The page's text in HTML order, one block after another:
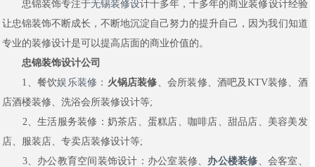
忠锦装饰专注于无锡装修设计十多年，十多年的商业装修设计经验
让忠锦装饰不断成长，不断地沉淀自己努力的提升自己，因为我们知道
专业的装修设计是可以提高店面的商业价值的。
忠锦装饰设计公司
1、餐饮娱乐装修 ： 火锅店装修、会所装修、酒吧及KTV装修、酒
店酒楼装修、洗浴会所装修设计等;
2、生活服务装修：奶茶店、蛋糕店、咖啡店、甜品店、美容美发
店、服装店、专卖店装修设计等;
3、办公教育空间装饰设计：办公室装修、 办公楼装修、会客室、